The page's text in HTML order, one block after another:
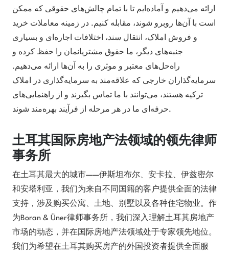
ارائه می‌دهیم و آماده‌ایم تا با تمام چالش‌های حقوقی که ممکن
است با آن‌ها روبرو شوند، مقابله کنیم. در زمینه معاملات خرید
و فروش املاک، انتقال سند، اختلافات اجاره‌ای و بسیاری
جنبه‌های دیگر، ما حقوق مشتریانمان را حفظ کرده و
راه‌حل‌های معتبر و موثری را به آن‌ها ارائه می‌دهیم.
سرمایه‌گذاران خارجی که علاقه‌مند به سرمایه‌گذاری در املاک
ترکیه هستند، می‌توانند با ما تماس بگیرند و از راهنمایی‌های
حرفه‌ای ما در هر مرحله از فرآیند بهره‌مند شوند.
土耳其国际房地产法领域的领先律师
事务所
在土耳其最大的城市——伊斯坦布尔、安卡拉、伊兹密尔
和安塔利亚，我们为来自不同国籍的客户提供全面的法律
支持，涉及购买公寓、土地、别墅以及各种住宅物业。作
为Boran & Üner律师事务所，我们深入理解土耳其房地产
市场的动态，并在国际房地产法领域处于专家领先地位。
我们为希望在土耳其购买房产的外国投资者提供全面服